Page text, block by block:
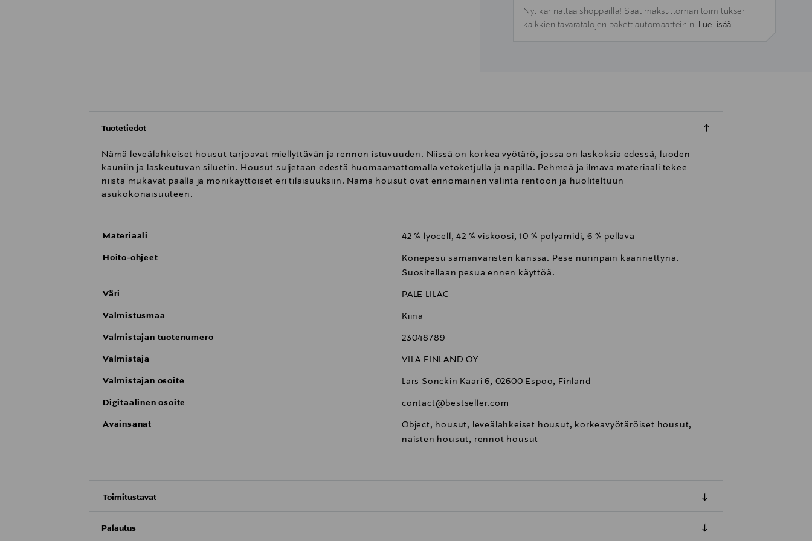
Nyt kannattaa shoppailla! Saat maksuttoman toimituksen
kaikkien tavaratalojen pakettiautomaatteihin. Lue lisää
Tuotetiedot
Nämä leveälahkeiset housut tarjoavat miellyttävän ja rennon istuvuuden. Niissä on korkea vyötärö, jossa on laskoksia edessä, luoden
kauniin ja laskeutuvan siluetin. Housut suljetaan edestä huomaamattomalla vetoketjulla ja napilla. Pehmeä ja ilmava materiaali tekee
niistä mukavat päällä ja monikäyttöiset eri tilaisuuksiin. Nämä housut ovat erinomainen valinta rentoon ja huoliteltuun
asukokonaisuuteen.
Materiaali 42 % lyocell, 42 % viskoosi, 10 % polyamidi, 6 % pellava
Hoito-ohjeet
Konepesu samanväristen kanssa. Pese nurinpäin käännettynä.
Suositellaan pesua ennen käyttöä.
Väri PALE LILAC
Valmistusmaa Kiina
Valmistajan tuotenumero 23048789
Valmistaja VILA FINLAND OY
Valmistajan osoite Lars Sonckin Kaari 6, 02600 Espoo, Finland
Digitaalinen osoite contact@bestseller.com
Avainsanat
Object, housut, leveälahkeiset housut, korkeavyötäröiset housut,
naisten housut, rennot housut
Toimitustavat
Palautus